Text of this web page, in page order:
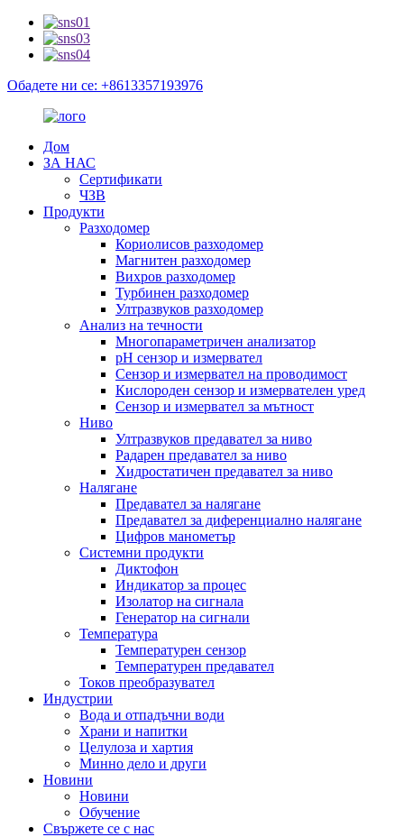
Обадете ни се: +8613357193976
Дом
ЗА НАС
Сертификати
ЧЗВ
Продукти
Разходомер
Кориолисов разходомер
Магнитен разходомер
Вихров разходомер
Турбинен разходомер
Ултразвуков разходомер
Анализ на течности
Многопараметричен анализатор
pH сензор и измервател
Сензор и измервател на проводимост
Кислороден сензор и измервателен уред
Сензор и измервател за мътност
Ниво
Ултразвуков предавател за ниво
Радарен предавател за ниво
Хидростатичен предавател за ниво
Налягане
Предавател за налягане
Предавател за диференциално налягане
Цифров манометър
Системни продукти
Диктофон
Индикатор за процес
Изолатор на сигнала
Генератор на сигнали
Температура
Температурен сензор
Температурен предавател
Токов преобразувател
Индустрии
Вода и отпадъчни води
Храни и напитки
Целулоза и хартия
Минно дело и други
Новини
Новини
Обучение
Свържете се с нас